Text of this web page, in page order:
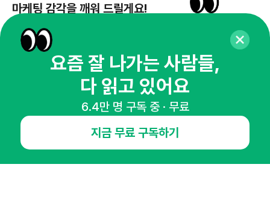
마케팅 감각을 깨워 드릴게요!
뉴스레터 구독하기
오픈애즈란
요즘 잘 나가는 사람들,
다 읽고 있어요
6.4만 명 구독 중 · 무료
지금 무료 구독하기